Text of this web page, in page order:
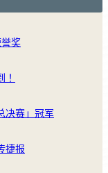
奖
决赛」冠军
捷报